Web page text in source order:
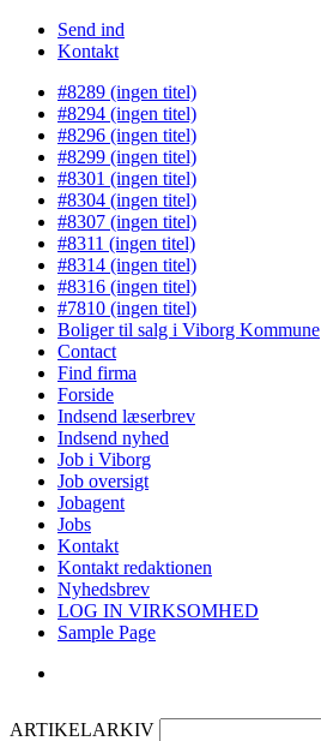
Send ind
Kontakt
#8289 (ingen titel)
#8294 (ingen titel)
#8296 (ingen titel)
#8299 (ingen titel)
#8301 (ingen titel)
#8304 (ingen titel)
#8307 (ingen titel)
#8311 (ingen titel)
#8314 (ingen titel)
#8316 (ingen titel)
#7810 (ingen titel)
Boliger til salg i Viborg Kommune
Contact
Find firma
Forside
Indsend læserbrev
Indsend nyhed
Job i Viborg
Job oversigt
Jobagent
Jobs
Kontakt
Kontakt redaktionen
Nyhedsbrev
LOG IN VIRKSOMHED
Sample Page
ARTIKELARKIV